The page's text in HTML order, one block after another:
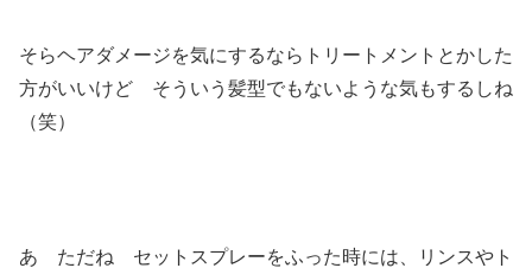
そらヘアダメージを気にするならトリートメントとかした
方がいいけど そういう髪型でもないような気もするしね
（笑）
あ ただね セットスプレーをふった時には、リンスやト